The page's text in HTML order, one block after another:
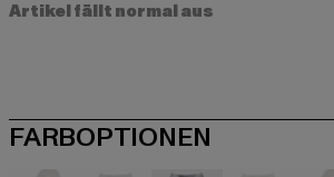
Artikel fällt normal aus
FARBOPTIONEN